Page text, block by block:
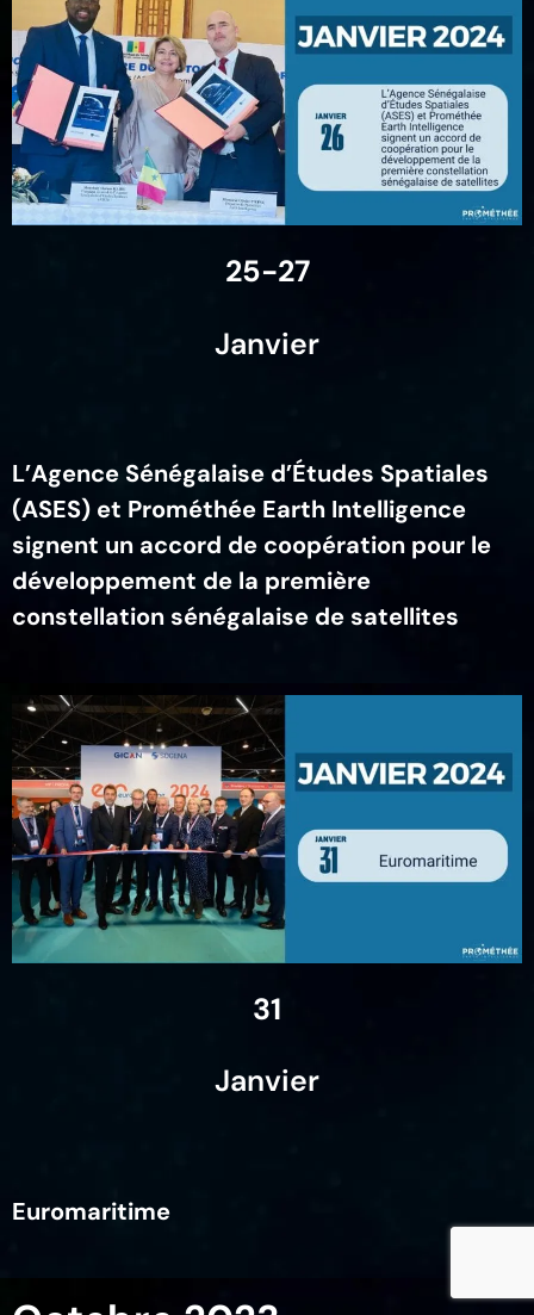
25-27
Janvier
L’Agence Sénégalaise d’Études Spatiales
(ASES) et Prométhée Earth Intelligence
signent un accord de coopération pour le
développement de la première
constellation sénégalaise de satellites
31
Janvier
Euromaritime